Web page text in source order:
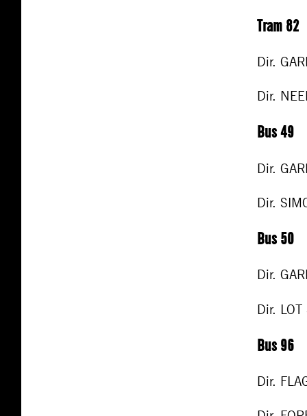
Tram 82
Dir.
Dir.
Bus 49
Dir.
Dir.
Bus 50
Dir.
Dir.
Bus 96
Dir.